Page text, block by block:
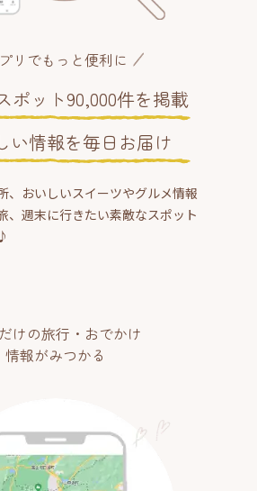
リでもっと便利に
ポット90,000件を掲載
い情報を毎日お届け
、おいしいスイーツやグルメ情報
、週末に行きたい素敵なスポット
けの旅行・おでかけ
情報がみつかる